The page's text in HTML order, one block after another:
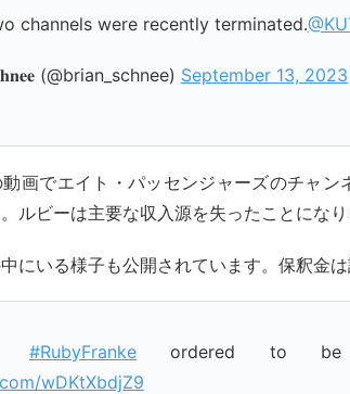
channels were recently terminated.
(@brian_schnee) September 13, 2023
画でエイト・パッセンジャーズのチャン
ルビーは主要な収入源を失ったことになり
にいる様子も公開されています。保釈金は
#RubyFranke ordered to be
wDKtXbdjZ9